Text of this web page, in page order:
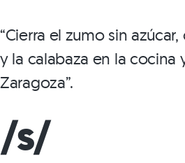
“Cierra el zumo sin
y la calabaza en la cocina
Zaragoza”.
/s/